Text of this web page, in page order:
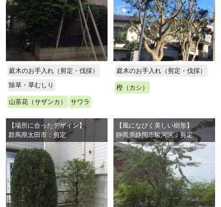
庭木のお手入れ（剪定・伐採）
除草・草むしり
山茶花（サザンカ） サワラ
庭木のお手入れ（剪定・伐採）
樫（カシ）
【場所に合ったデザイン】
群馬県太田市：剪定
【風になびく美しい樹形】
静岡県静岡市駿河区：剪定